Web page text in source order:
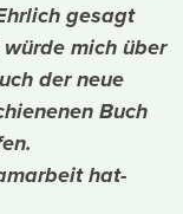
gesagt
mich über
der neue
Buch
hat-